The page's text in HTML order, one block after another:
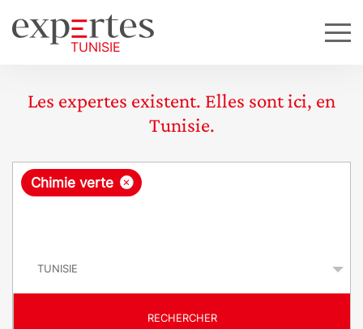
Les expertes existent. Elles sont ici, en
Tunisie.
R
ê
×
Chimie verte
RECHERCHER